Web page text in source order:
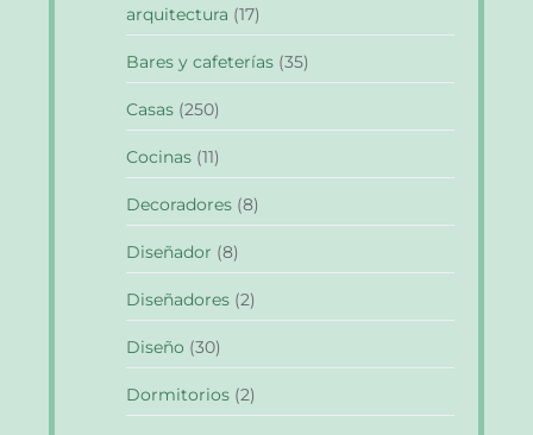
arquitectura (17)
Bares y cafeterías (35)
Casas (250)
Cocinas (11)
Decoradores (8)
Diseñador (8)
Diseñadores (2)
Diseño (30)
Dormitorios (2)